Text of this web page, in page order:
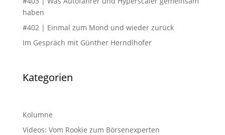
haben
#402 | Einmal zum Mond und wieder zurück
Im Gespräch mit Günther Herndlhofer
Kategorien
Kolumne
Videos: Vom Rookie zum Börsenexperten